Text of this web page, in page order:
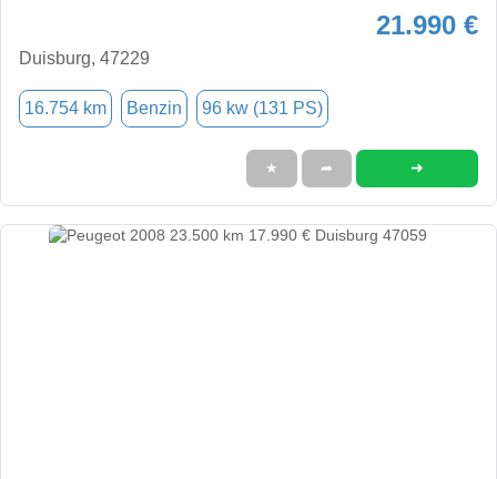
21.990 €
Duisburg, 47229
16.754 km Benzin 96 kw (131 PS)
★ ➦ ➜